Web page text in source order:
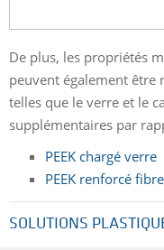
De plus, les propriétés
peuvent également être
telles que le verre et le
supplémentaires par
PEEK chargé verre
PEEK renforcé
SOLUTIONS